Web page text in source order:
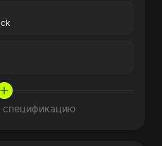
спецификацию